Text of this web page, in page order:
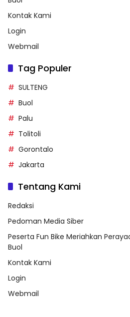
Tentang Kami
Redaksi
Pedoman Media Siber
Peserta Fun Bike Meriahkan
Buol
Kontak Kami
Login
Webmail
Tag Populer
Palu
Tolitoli
Gorontalo
Jakarta
Tentang Kami
Redaksi